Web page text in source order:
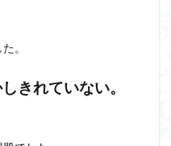
。
きれていない。